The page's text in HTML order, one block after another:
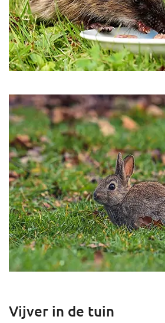
Vijver in de tuin